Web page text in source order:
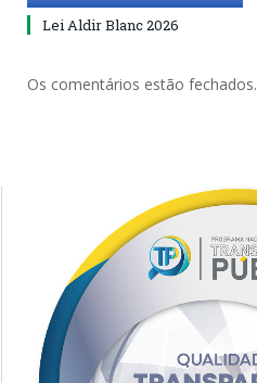
Lei Aldir Blanc 2026
Os comentários estão fechados.